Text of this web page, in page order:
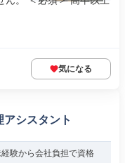
気になる
シスタント
験から会社負担で資格